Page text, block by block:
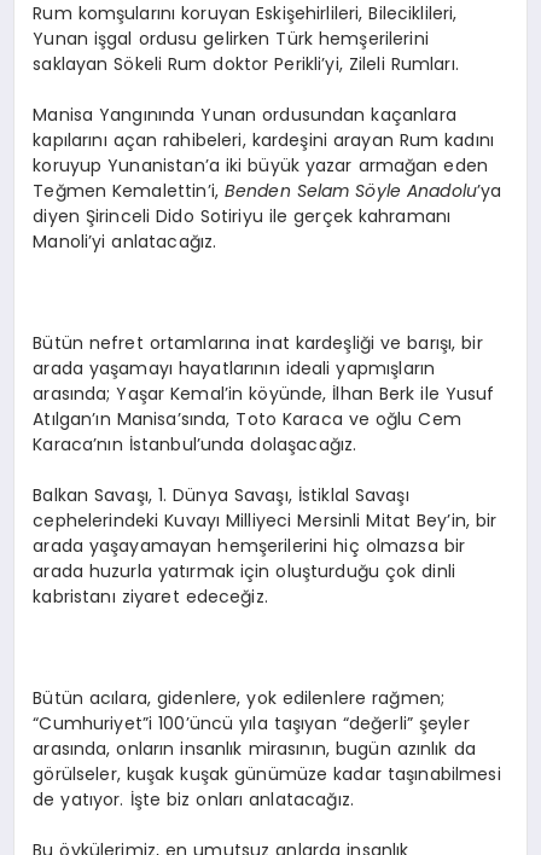
Rum komşularını koruyan Eskişehirlileri, Bileciklileri,
Yunan işgal ordusu gelirken Türk hemşerilerini
saklayan Sökeli Rum doktor Perikli’yi, Zileli Rumları.
Manisa Yangınında Yunan ordusundan kaçanlara
kapılarını açan rahibeleri, kardeşini arayan Rum kadını
koruyup Yunanistan’a iki büyük yazar armağan eden
Teğmen Kemalettin’i, Benden Selam Söyle Anadolu’ya
diyen Şirinceli Dido Sotiriyu ile gerçek kahramanı
Manoli’yi anlatacağız.
Bütün nefret ortamlarına inat kardeşliği ve barışı, bir
arada yaşamayı hayatlarının ideali yapmışların
arasında; Yaşar Kemal’in köyünde, İlhan Berk ile Yusuf
Atılgan’ın Manisa’sında, Toto Karaca ve oğlu Cem
Karaca’nın İstanbul’unda dolaşacağız.
Balkan Savaşı, 1. Dünya Savaşı, İstiklal Savaşı
cephelerindeki Kuvayı Milliyeci Mersinli Mitat Bey’in, bir
arada yaşayamayan hemşerilerini hiç olmazsa bir
arada huzurla yatırmak için oluşturduğu çok dinli
kabristanı ziyaret edeceğiz.
Bütün acılara, gidenlere, yok edilenlere rağmen;
“Cumhuriyet”i 100’üncü yıla taşıyan “değerli” şeyler
arasında, onların insanlık mirasının, bugün azınlık da
görülseler, kuşak kuşak günümüze kadar taşınabilmesi
de yatıyor. İşte biz onları anlatacağız.